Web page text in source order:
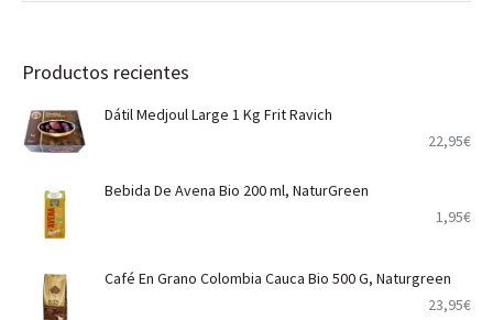
Productos recientes
Dátil Medjoul Large 1 Kg Frit Ravich
22,95€
Bebida De Avena Bio 200 ml, NaturGreen
1,95€
Café En Grano Colombia Cauca Bio 500 G, Naturgreen
23,95€